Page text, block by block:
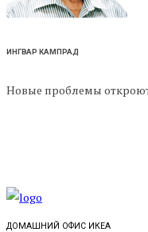
ИНГВАР КАМПРАД
Новые проблемы
ДОМАШНИЙ ОФИС ИКЕА